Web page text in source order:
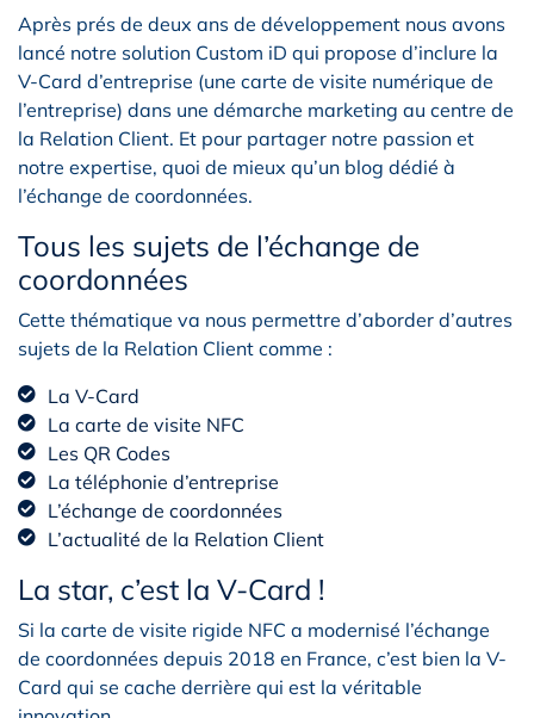
Après prés de deux ans de développement nous avons
lancé notre solution Custom iD qui propose d’inclure la
V-Card d’entreprise (une carte de visite numérique de
l’entreprise) dans une démarche marketing au centre de
la Relation Client. Et pour partager notre passion et
notre expertise, quoi de mieux qu’un blog dédié à
l’échange de coordonnées.
Tous les sujets de l’échange de
coordonnées
Cette thématique va nous permettre d’aborder d’autres
sujets de la Relation Client comme :
La V-Card
La carte de visite NFC
Les QR Codes
La téléphonie d’entreprise
L’échange de coordonnées
L’actualité de la Relation Client
La star, c’est la V-Card !
Si la carte de visite rigide NFC a modernisé l’échange
de coordonnées depuis 2018 en France, c’est bien la V-
Card qui se cache derrière qui est la véritable